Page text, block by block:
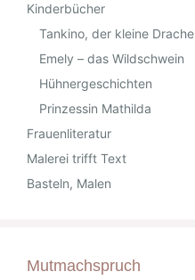
Kinderbücher
Tankino, der kleine Drache
Emely – das Wildschwein
Hühnergeschichten
Prinzessin Mathilda
Frauenliteratur
Malerei trifft Text
Basteln, Malen
Mutmachspruch